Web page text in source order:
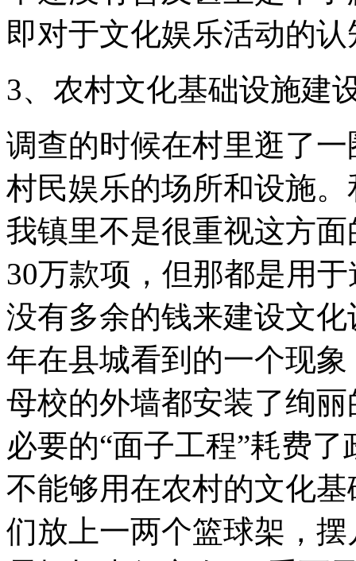
即对于文化娱乐活动的
3、农村文化基础设施建
调查的时候在村里逛了
村民娱乐的场所和设施
我镇里不是很重视这方
30万款项，但那都是用
没有多余的钱来建设文
年在县城看到的一个现
母校的外墙都安装了绚
必要的“面子工程”耗费
不能够用在农村的文化
们放上一两个篮球架，